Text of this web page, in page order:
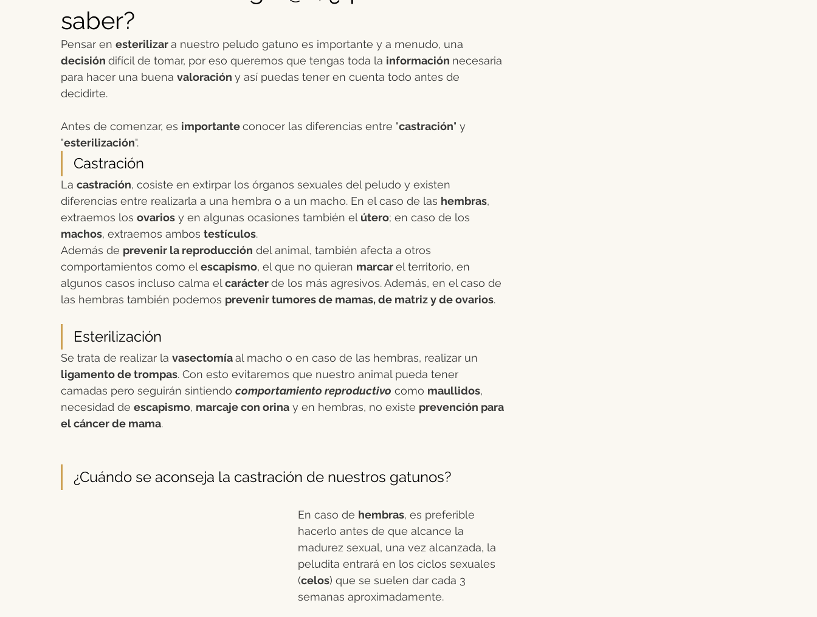
Peludos caninos Agricultura y ganadería
Enfermedades Vectoriales Medicina interna pequeños animales Bovino Gestación
Reproducción bovina Rentabilidad ganadera
saber?
Pensar en esterilizar a nuestro peludo gatuno es importante y a menudo, una
decisión difícil de tomar, por eso queremos que tengas toda la información necesaria
para hacer una buena valoración y así puedas tener en cuenta todo antes de
decidirte.
Antes de comenzar, es importante conocer las diferencias entre "castración" y
"esterilización".
Castración
La castración, cosiste en extirpar los órganos sexuales del peludo y existen
diferencias entre realizarla a una hembra o a un macho. En el caso de las hembras,
extraemos los ovarios y en algunas ocasiones también el útero; en caso de los
machos, extraemos ambos testículos.
Además de prevenir la reproducción del animal, también afecta a otros
comportamientos como el escapismo, el que no quieran marcar el territorio, en
algunos casos incluso calma el carácter de los más agresivos. Además, en el caso de
las hembras también podemos prevenir tumores de mamas, de matriz y de ovarios.
Esterilización
Se trata de realizar la vasectomía al macho o en caso de las hembras, realizar un
ligamento de trompas. Con esto evitaremos que nuestro animal pueda tener
camadas pero seguirán sintiendo comportamiento reproductivo como maullidos,
necesidad de escapismo, marcaje con orina y en hembras, no existe prevención para
el cáncer de mama.
¿Cuándo se aconseja la castración de nuestros gatunos?
En caso de hembras, es preferible
hacerlo antes de que alcance la
madurez sexual, una vez alcanzada, la
peludita entrará en los ciclos sexuales
(celos) que se suelen dar cada 3
semanas aproximadamente.